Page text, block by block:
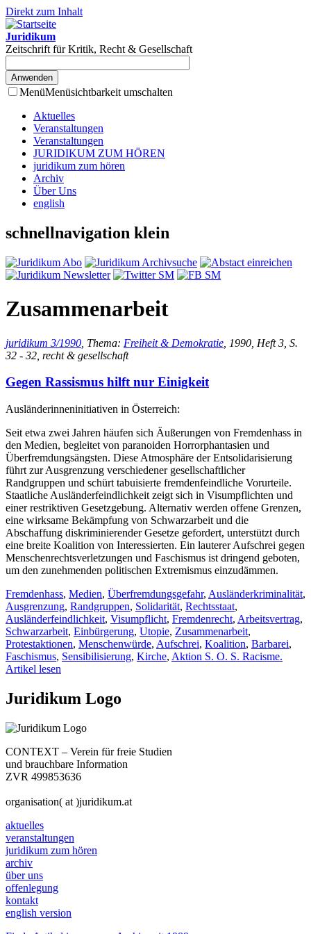
Direkt zum Inhalt
Juridikum
Zeitschrift für Kritik, Recht & Gesellschaft
MenüMenüsichtbarkeit umschalten
Aktuelles
Veranstaltungen
Veranstaltungen
JURIDIKUM ZUM HÖREN
juridikum zum hören
Archiv
Über Uns
english
schnellnavigation klein
Zusammenarbeit
juridikum 3/1990 , Thema: Freiheit & Demokratie , 1990, Heft 3, S.
32 - 32, recht & gesellschaft
Gegen Rassismus hilft nur Einigkeit
Ausländerinneninitiativen in Österreich:
Seit etwa zwei Jahren häufen sich Äußerungen von Fremdenhass in
den Medien, begleitet von paranoiden Horrorphantasien und
Überfremdungsängsten. Diese Atmosphäre der Entsolidarisierung
führt zur Ausgrenzung verschiedener gesellschaftlicher
Randgruppen und schürt tabuisierte fremdenfeindliche Vorurteile.
Staatliche Ausländerfeindlichkeit zeigt sich in Visumpflichten und
einer restriktiven Gesetzgebung. Alternativ werden offene Grenzen,
eine wirksame Bekämpfung von Schwarzarbeit und die
Abschaffung diskriminierender Gesetze gefordert, unterstützt durch
eine breite Koalition von Interessierten. Ein lauterer Aufschrei gegen
Menschenrechtsverletzungen und Faschismus ist dringend geboten,
um den zunehmenden politischen Extremismus einzudämmen.
Fremdenhass, Medien, Überfremdungsgefahr, Ausländerkriminalität,
Ausgrenzung, Randgruppen, Solidarität, Rechtsstaat,
Ausländerfeindlichkeit, Visumpflicht, Fremdenrecht, Arbeitsvertrag,
Schwarzarbeit, Einbürgerung, Utopie, Zusammenarbeit,
Protestaktionen, Menschenwürde, Aufschrei, Koalition, Barbarei,
Faschismus, Sensibilisierung, Kirche, Aktion S. O. S. Racisme.
Artikel lesen
Juridikum Logo
CONTEXT – Verein für freie Studien
und brauchbare Information
ZVR 499853636
organisation( at )juridikum.at
aktuelles
veranstaltungen
juridikum zum hören
archiv
über uns
offenlegung
kontakt
english version